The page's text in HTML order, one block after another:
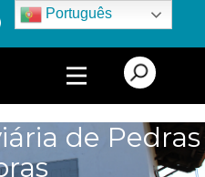
Português
de Pedras